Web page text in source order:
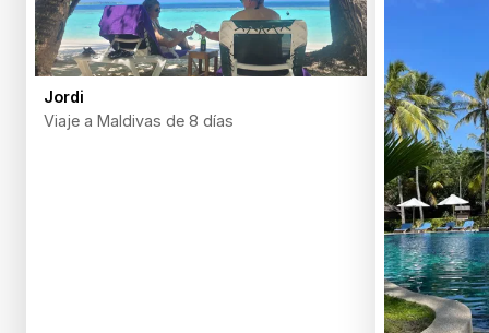
Jordi
Viaje a Maldivas de 8 días